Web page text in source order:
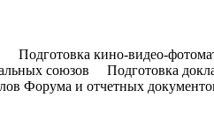
кино-видео-
союзов Подготовка
Форума и отчетных